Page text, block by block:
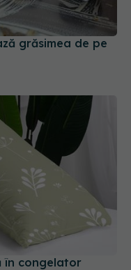
grăsimea de pe
în congelator